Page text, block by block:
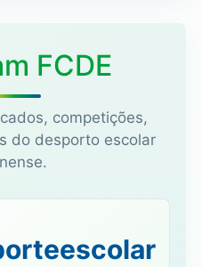
FCDE
competições,
do desporto escolar